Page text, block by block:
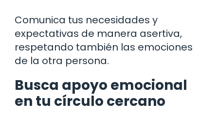
Comunica tus necesidades y
expectativas de manera asertiva,
respetando también las emociones
de la otra persona.
Busca apoyo emocional
en tu círculo cercano